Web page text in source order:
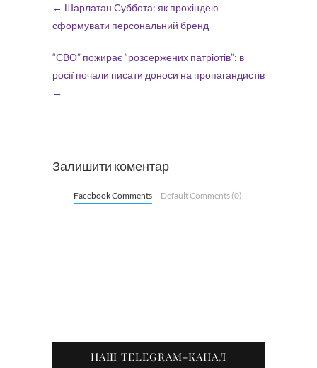
← Шарлатан Суббота: як прохіндею
сформувати персональний бренд
“СВО” пожирає “розсержених патріотів”: в
росії почали писати доноси на пропагандистів
→
Залишити коментар
Facebook Comments Default Comments (0)
НАШ TELEGRAM-КАНАЛ